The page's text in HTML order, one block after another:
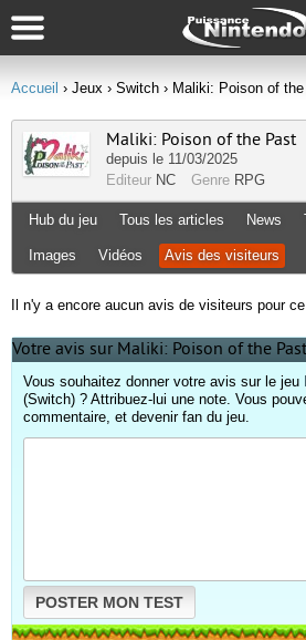
Accueil › Jeux › Switch › Maliki: Poison of
Maliki: Poison of the Past
depuis le 11/03/2025
Editeur NC Genre RPG
Hub du jeu Tous les articles News
Images Vidéos Avis des visiteurs
Il n'y a encore aucun avis de visiteurs pour
Votre avis sur Maliki: Poison of the Past
Vous souhaitez donner votre avis sur le jeu
(Switch) ? Attribuez-lui une note. Vous
commentaire, et devenir fan du jeu.
POSTER MON TEST